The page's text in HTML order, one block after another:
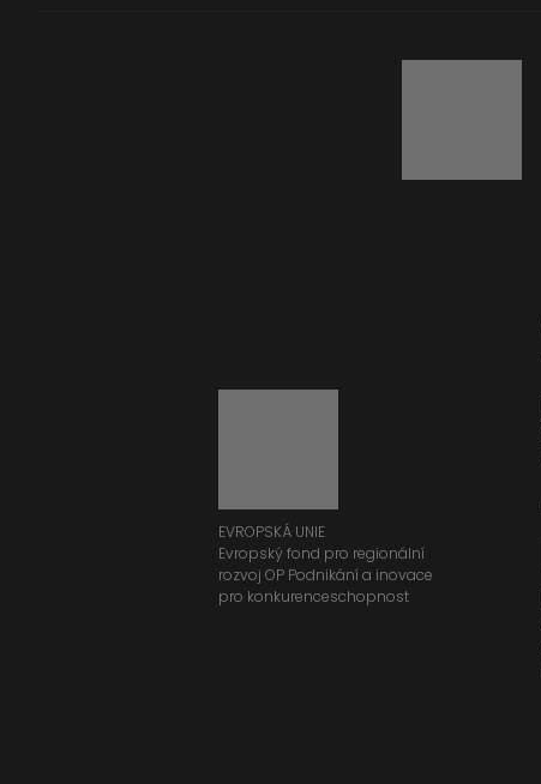
EVROPSKÁ UNIE
Evropský fond pro regionální
rozvoj OP Podnikání a inovace
pro konkurenceschopnost